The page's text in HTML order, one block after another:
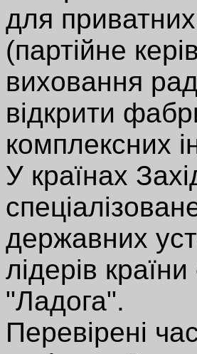
для
(партійне
виховання
відкрити
комплексних
У країнах
державних
лідерів
"Ладога".
Перевірені